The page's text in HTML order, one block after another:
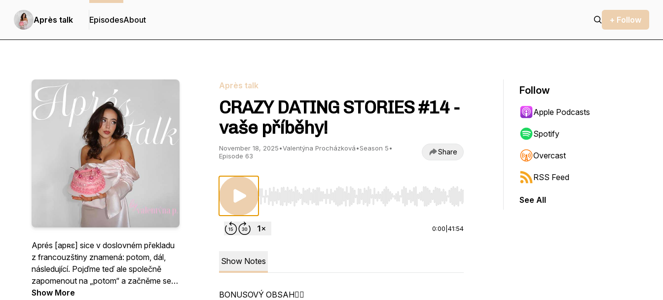
Après talk EpisodesAbout + Follow
Aprés [apʀε] sice v doslovném překladu
z francouzštiny znamená: potom, dál,
následující. Pojďme teď ale společně
zapomenout na „potom“ a začněme se
soustředit na „právě teď“.
Show More
Après talk
CRAZY DATING STORIES #14 -
vaše příběhy!
November 18, 2025•Valentýna Procházková•Season 5•
Episode 63
Share
Use Left/Right to seek, Home/End to jump to start or end. Hold shift to jump forward or backward.
0:00 41:54
Show Notes
BONUSOVÝ OBSAH👇🏻
Follow
Apple Podcasts
Spotify
Overcast
RSS Feed
See All